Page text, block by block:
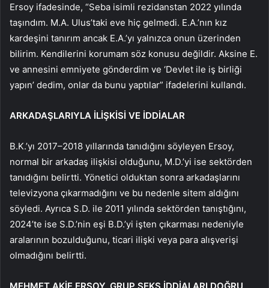
Ersoy ifadesinde, “Seba isimli rezidanstan 2022 yılında
taşındım. M.A. Ulus’taki eve hiç gelmedi. E.A.’nın kız
kardeşini tanırım ancak E.A.’yı yalnızca onun üzerinden
bilirim. Kendilerini korumam söz konusu değildir. Aksine E.
ve annesini emniyete gönderdim ve ‘Devlet ile iş birliği
yapın’ dedim, onlar da bunu yaptılar” ifadelerini kullandı.
ARKADAŞLARIYLA İLİŞKİSİ VE İDDİALAR
B.K.’yı 2017–2018 yıllarında tanıdığını söyleyen Ersoy,
normal bir arkadaş ilişkisi olduğunu, M.D.’yi ise sektörden
tanıdığını belirtti. Yönetici olduktan sonra arkadaşlarını
televizyona çıkarmadığını ve bu nedenle sitem aldığını
söyledi. Ayrıca S.D. ile 2011 yılında sektörden tanıştığını,
2024’te ise S.D.’nin eşi B.D.’yi işten çıkarması nedeniyle
aralarının bozulduğunu, ticari ilişki veya para alışverişi
olmadığını belirtti.